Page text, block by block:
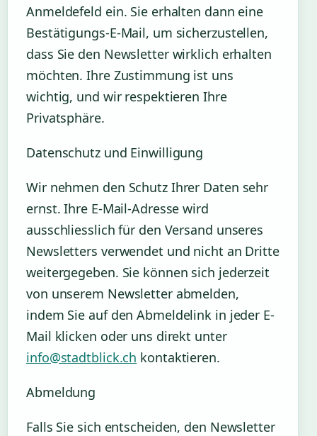
Anmeldefeld ein. Sie erhalten dann eine
Bestätigungs-E-Mail, um sicherzustellen,
dass Sie den Newsletter wirklich erhalten
möchten. Ihre Zustimmung ist uns
wichtig, und wir respektieren Ihre
Privatsphäre.
Datenschutz und Einwilligung
Wir nehmen den Schutz Ihrer Daten sehr
ernst. Ihre E-Mail-Adresse wird
ausschliesslich für den Versand unseres
Newsletters verwendet und nicht an Dritte
weitergegeben. Sie können sich jederzeit
von unserem Newsletter abmelden,
indem Sie auf den Abmeldelink in jeder E-
Mail klicken oder uns direkt unter
info@stadtblick.ch kontaktieren.
Abmeldung
Falls Sie sich entscheiden, den Newsletter